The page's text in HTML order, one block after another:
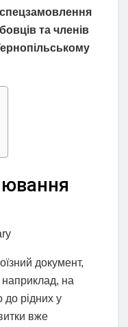
спецзамовлення
та членів
документ,
наприклад, на
до рідних у
вже